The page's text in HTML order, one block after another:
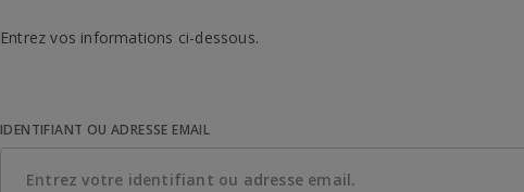
Entrez vos informations ci-dessous.
IDENTIFIANT OU ADRESSE EMAIL